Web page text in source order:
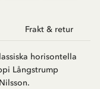
Frakt & retur
horisontella
Långstrump